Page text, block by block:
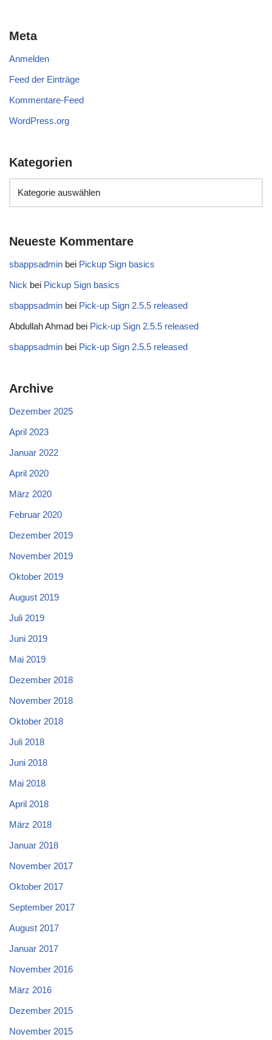
Meta
Anmelden
Feed der Einträge
Kommentare-Feed
WordPress.org
Kategorien
Neueste Kommentare
sbappsadmin bei Pickup Sign basics
Nick bei Pickup Sign basics
sbappsadmin bei Pick-up Sign 2.5.5 released
Abdullah Ahmad bei Pick-up Sign 2.5.5 released
sbappsadmin bei Pick-up Sign 2.5.5 released
Archive
Dezember 2025
April 2023
Januar 2022
April 2020
März 2020
Februar 2020
Dezember 2019
November 2019
Oktober 2019
August 2019
Juli 2019
Juni 2019
Mai 2019
Dezember 2018
November 2018
Oktober 2018
Juli 2018
Juni 2018
Mai 2018
April 2018
März 2018
Januar 2018
November 2017
Oktober 2017
September 2017
August 2017
Januar 2017
November 2016
März 2016
Dezember 2015
November 2015